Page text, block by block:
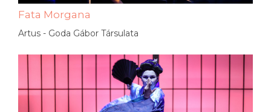
Fata Morgana
Artus - Goda Gábor Társulata